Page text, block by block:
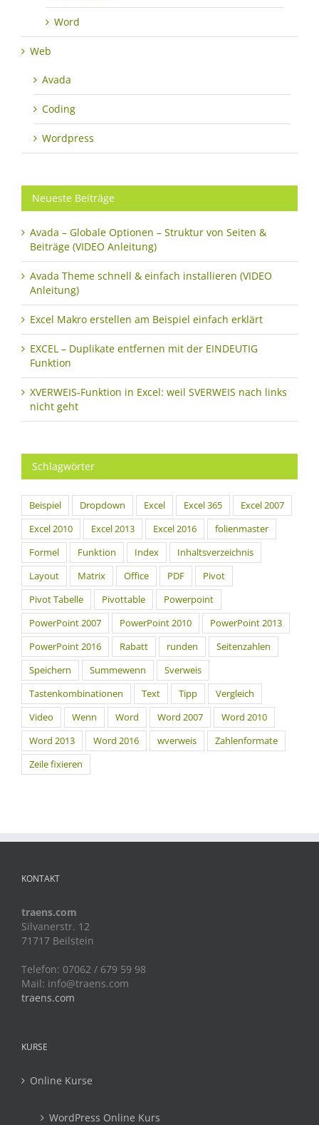
Word
Web
Avada
Coding
Wordpress
Neueste Beiträge
Avada – Globale Optionen – Struktur von Seiten &
Beiträge (VIDEO Anleitung)
Avada Theme schnell & einfach installieren (VIDEO
Anleitung)
Excel Makro erstellen am Beispiel einfach erklärt
EXCEL – Duplikate entfernen mit der EINDEUTIG
Funktion
XVERWEIS-Funktion in Excel: weil SVERWEIS nach links
nicht geht
Schlagwörter
Beispiel Dropdown Excel Excel 365
Excel 2007
Excel 2010
Excel 2013 Excel 2016
folienmaster
Formel
Funktion Index
Inhaltsverzeichnis
Layout
Matrix Office PDF
Pivot
Pivot Tabelle
Pivottable
Powerpoint
PowerPoint 2007
PowerPoint 2010
PowerPoint 2013
PowerPoint 2016
Rabatt runden
Seitenzahlen
Speichern
Summewenn
Sverweis
Tastenkombinationen
Text Tipp
Vergleich
Video
Wenn Word Word 2007
Word 2010
Word 2013
Word 2016 wverweis
Zahlenformate
Zeile fixieren
KONTAKT
traens.com
Silvanerstr. 12
71717 Beilstein
Telefon: 07062 / 679 59 98
Mail: info@traens.com
traens.com
KURSE
Online Kurse
WordPress Online Kurs